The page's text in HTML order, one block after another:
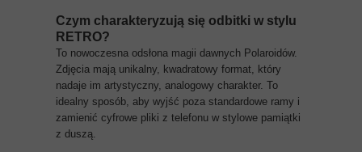
Czym charakteryzują się odbitki w stylu
RETRO?
To nowoczesna odsłona magii dawnych Polaroidów.
Zdjęcia mają unikalny, kwadratowy format, który
nadaje im artystyczny, analogowy charakter. To
idealny sposób, aby wyjść poza standardowe ramy i
zamienić cyfrowe pliki z telefonu w stylowe pamiątki
z duszą.